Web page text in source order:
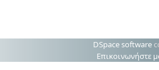
DSpace software
Επικοινωνήστε